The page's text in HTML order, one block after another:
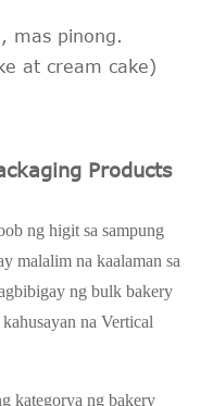
mas pinong.
at cream cake)
Products
ng higit sa sampung
malalim na kaalaman sa
ng bulk bakery
na Vertical
kategorya ng bakery